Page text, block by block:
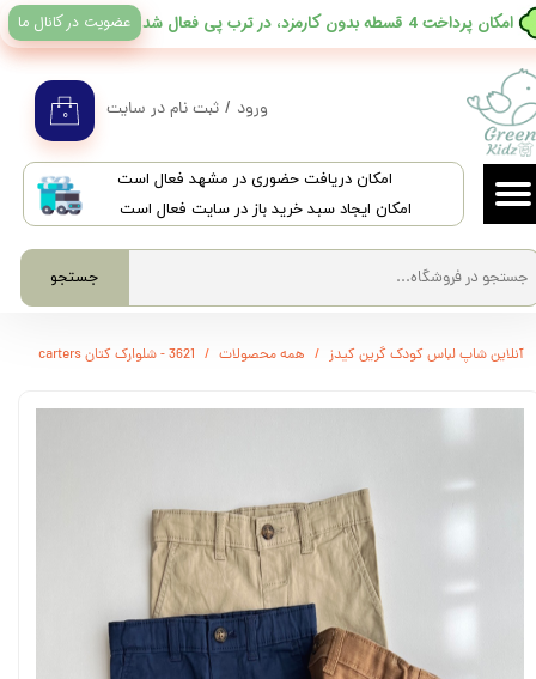
​امکان دریافت حضوری در مشهد فعال است
امکان ایجاد سبد خرید باز در سایت فعال است
جستجو
۰ ورود / ثبت نام در سایت
حساب کاربری من
تغییر گذر واژه
سفارشات
خروج از حساب کاربری
​امکان پرداخت 4 قسطه بدون کارمزد، در ترب پی فعال شد عضویت در کانال ما
آنلاین شاپ لباس کودک گرین کیدز همه محصولات 3621 - شلوارک کتان carters